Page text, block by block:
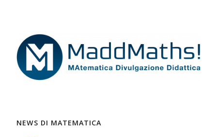
NEWS DI MATEMATICA